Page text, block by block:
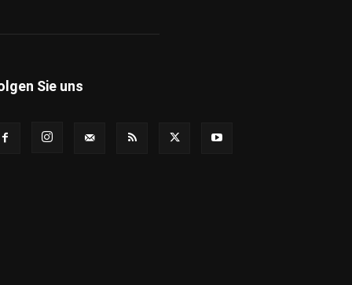
Sie uns